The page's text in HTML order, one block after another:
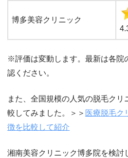
博多美容クリニック
※評価は変動します。最新は各院
認ください。
また、全国規模の人気の脱毛クリ
較してみました。＞＞ 医療脱毛ク
徴を比較して紹介
湘南美容クリニック博多院を検討